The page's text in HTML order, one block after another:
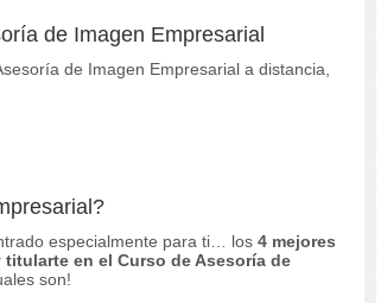
de Imagen Empresarial
de Imagen Empresarial a distancia,
especialmente para ti… los 4 mejores
en el Curso de Asesoría de
son!